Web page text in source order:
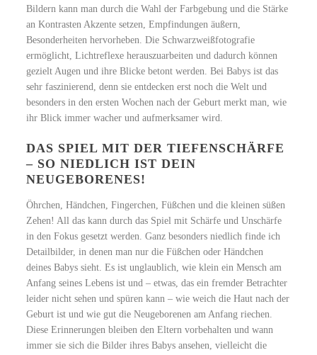
Bildern kann man durch die Wahl der Farbgebung und die Stärke
an Kontrasten Akzente setzen, Empfindungen äußern,
Besonderheiten hervorheben. Die Schwarzweißfotografie
ermöglicht, Lichtreflexe herauszuarbeiten und dadurch können
gezielt Augen und ihre Blicke betont werden. Bei Babys ist das
sehr faszinierend, denn sie entdecken erst noch die Welt und
besonders in den ersten Wochen nach der Geburt merkt man, wie
ihr Blick immer wacher und aufmerksamer wird.
DAS SPIEL MIT DER TIEFENSCHÄRFE
– SO NIEDLICH IST DEIN
NEUGEBORENES!
Öhrchen, Händchen, Fingerchen, Füßchen und die kleinen süßen
Zehen! All das kann durch das Spiel mit Schärfe und Unschärfe
in den Fokus gesetzt werden. Ganz besonders niedlich finde ich
Detailbilder, in denen man nur die Füßchen oder Händchen
deines Babys sieht. Es ist unglaublich, wie klein ein Mensch am
Anfang seines Lebens ist und – etwas, das ein fremder Betrachter
leider nicht sehen und spüren kann – wie weich die Haut nach der
Geburt ist und wie gut die Neugeborenen am Anfang riechen.
Diese Erinnerungen bleiben den Eltern vorbehalten und wann
immer sie sich die Bilder ihres Babys ansehen, vielleicht die